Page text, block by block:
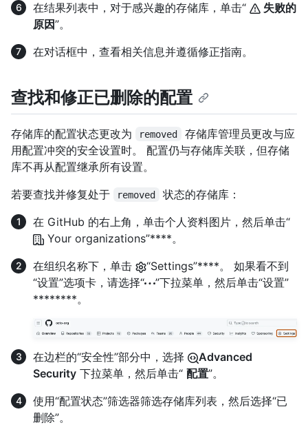
在结果列表中，对于感兴趣的存储库，单击“
失败的
原因”。
在对话框中，查看相关信息并遵循修正指南。
查找和修正已删除的配置
存储库的配置状态更改为 removed
存储库管理员更改与应
用配置冲突的安全设置时。 配置仍与存储库关联，但存储
库不再从配置继承所有设置。
若要查找并修复处于
removed
状态的存储库：
在 GitHub 的右上角，单击个人资料图片，然后单击“
Your organizations”****。
在组织名称下，单击
“Settings”****。 如果看不到
“设置”选项卡，请选择“
”下拉菜单，然后单击“设置”
********。
在边栏的“安全性”部分中，选择
Advanced
Security 下拉菜单，然后单击“ 配置”。
使用“配置状态”筛选器筛选存储库列表，然后选择“已
删除”。